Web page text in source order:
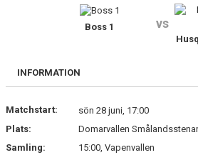
SPELARE & LEDARE
DOKUMENT
Boss 1 vs
INFORMATION
Matchstart:
sön 28 juni, 17:00
Plats:
Domarvallen Smålandsstenar
Samling:
15:00, Vapenvallen